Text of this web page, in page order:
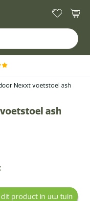
Nexxt voetstoel ash
ash
dit product in uw tuin